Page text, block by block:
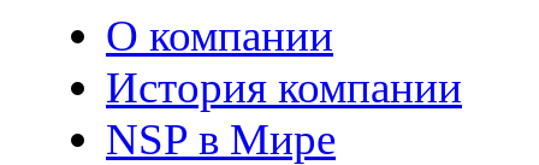
О компании
История компании
NSP в Мире